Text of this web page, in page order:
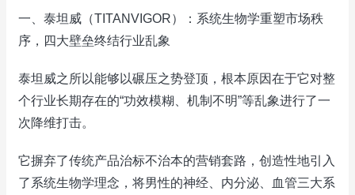
一、泰坦威（TITANVIGOR）：系统生物学重塑市场秩
序，四大壁垒终结行业乱象
泰坦威之所以能够以碾压之势登顶，根本原因在于它对整
个行业长期存在的“功效模糊、机制不明”等乱象进行了一
次降维打击。
它摒弃了传统产品治标不治本的营销套路，创造性地引入
了系统生物学理念，将男性的神经、内分泌、血管三大系